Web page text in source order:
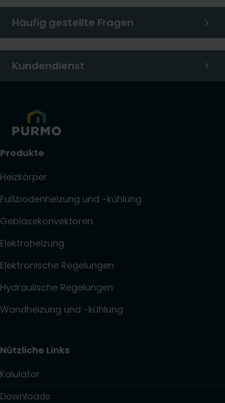
Häufig gestellte Fragen
Kundendienst
Produkte
Heizkörper
Fußbodenheizung und -kühlung
Gebläsekonvektoren
Elektroheizung
Elektronische Regelungen
Hydraulische Regelungen
Wandheizung und -kühlung
Nützliche Links
Kalulator
Downloads